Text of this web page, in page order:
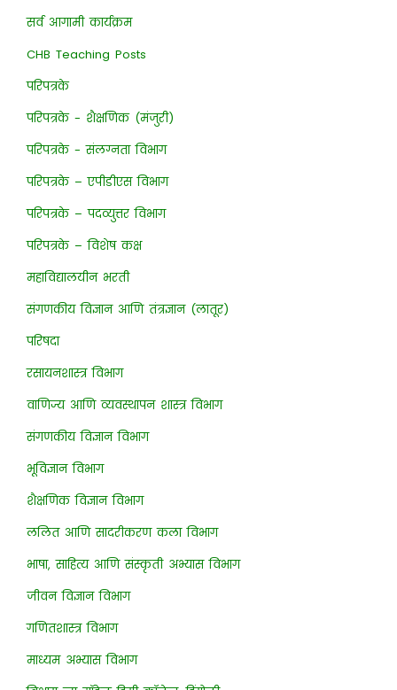
सर्व आगामी कार्यक्रम
CHB Teaching Posts
परिपत्रके
परिपत्रके - शैक्षणिक (मंजुरी)
परिपत्रके - संलग्नता विभाग
परिपत्रके – एपीडीएस विभाग
परिपत्रके – पदव्युत्तर विभाग
परिपत्रके – विशेष कक्ष
महाविद्यालयीन भरती
संगणकीय विज्ञान आणि तंत्रज्ञान (लातूर)
परिषदा
रसायनशास्त्र विभाग
वाणिज्य आणि व्यवस्थापन शास्त्र विभाग
संगणकीय विज्ञान विभाग
भूविज्ञान विभाग
शैक्षणिक विज्ञान विभाग
ललित आणि सादरीकरण कला विभाग
भाषा, साहित्य आणि संस्कृती अभ्यास विभाग
जीवन विज्ञान विभाग
गणितशास्त्र विभाग
माध्यम अभ्यास विभाग